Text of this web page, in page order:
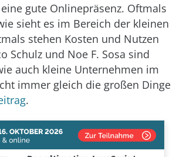
gute Onlinepräsenz. Oftmals
sieht es im Bereich der kleinen
stehen Kosten und Nutzen
Schulz und Noe F. Sosa sind
auch kleine Unternehmen im
immer gleich die großen Dinge
.